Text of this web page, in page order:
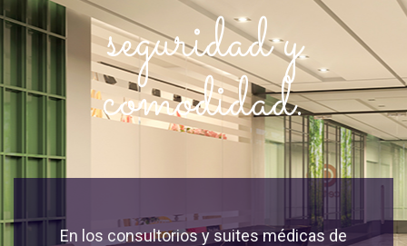
seguridad y
comodidad.
En los consultorios y suites médicas de